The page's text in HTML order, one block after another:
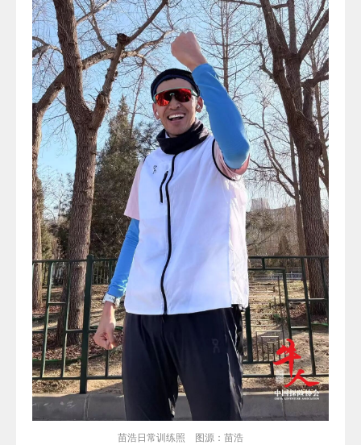
苗浩日常训练照 图源：苗浩